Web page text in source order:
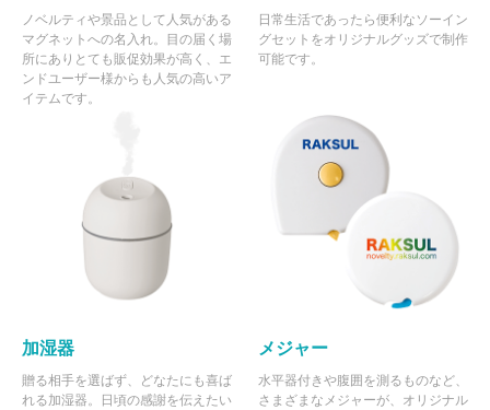
ノベルティや景品として人気がある
マグネットへの名入れ。目の届く場
所にありとても販促効果が高く、エ
ンドユーザー様からも人気の高いア
イテムです。
日常生活であったら便利なソーイン
グセットをオリジナルグッズで制作
可能です。
加湿器
贈る相手を選ばず、どなたにも喜ば
れる加湿器。日頃の感謝を伝えたい
メジャー
水平器付きや腹囲を測るものなど、
さまざまなメジャーが、オリジナル